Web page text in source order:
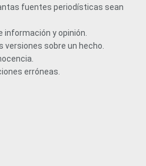
fuentes periodísticas sean
y opinión.
sobre un hecho.
erróneas.